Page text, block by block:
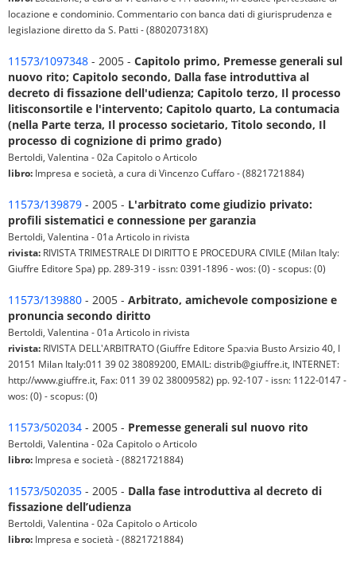
locazione e condominio. Commentario con banca dati di giurisprudenza e
legislazione diretto da S. Patti - (880207318X)
11573/1097348 - 2005 - Capitolo primo, Premesse generali sul
nuovo rito; Capitolo secondo, Dalla fase introduttiva al
decreto di fissazione dell'udienza; Capitolo terzo, Il processo
litisconsortile e l'intervento; Capitolo quarto, La contumacia
(nella Parte terza, Il processo societario, Titolo secondo, Il
processo di cognizione di primo grado)
Bertoldi, Valentina - 02a Capitolo o Articolo
libro: Impresa e società, a cura di Vincenzo Cuffaro - (8821721884)
11573/139879 - 2005 - L'arbitrato come giudizio privato:
profili sistematici e connessione per garanzia
Bertoldi, Valentina - 01a Articolo in rivista
rivista: RIVISTA TRIMESTRALE DI DIRITTO E PROCEDURA CIVILE (Milan Italy:
Giuffre Editore Spa) pp. 289-319 - issn: 0391-1896 - wos: (0) - scopus: (0)
11573/139880 - 2005 - Arbitrato, amichevole composizione e
pronuncia secondo diritto
Bertoldi, Valentina - 01a Articolo in rivista
rivista: RIVISTA DELL'ARBITRATO (Giuffre Editore Spa:via Busto Arsizio 40, I
20151 Milan Italy:011 39 02 38089200, EMAIL: distrib@giuffre.it, INTERNET:
http://www.giuffre.it, Fax: 011 39 02 38009582) pp. 92-107 - issn: 1122-0147 -
wos: (0) - scopus: (0)
11573/502034 - 2005 - Premesse generali sul nuovo rito
Bertoldi, Valentina - 02a Capitolo o Articolo
libro: Impresa e società - (8821721884)
11573/502035 - 2005 - Dalla fase introduttiva al decreto di
fissazione dell’udienza
Bertoldi, Valentina - 02a Capitolo o Articolo
libro: Impresa e società - (8821721884)